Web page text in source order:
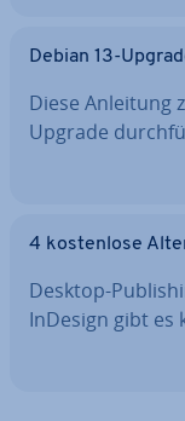
Debian 13-
Diese Anleitung
Upgrade
4 kos­ten­lo­se
Desktop-
InDesign gibt